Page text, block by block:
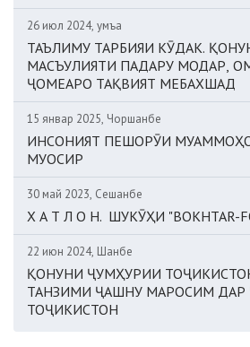
26 июл 2024, Ҷумъа
ТАЪЛИМУ ТАРБИЯИ КӮДАК.
МАСЪУЛИЯТИ ПАДАРУ МОДАР,
ҶОМЕАРО ТАҚВИЯТ МЕБАХШАД
15 январ 2025, Чоршанбе
ИНСОНИЯТ ПЕШОРӮИ
МУОСИР
30 май 2023, Сешанбе
Х А Т Л О Н. ШУКӮҲИ "BOKHTAR-
22 июн 2024, Шанбе
ҚОНУНИ ҶУМҲУРИИ
ТАНЗИМИ ҶАШНУ МАРОСИМ ДАР
ТОҶИКИСТОН